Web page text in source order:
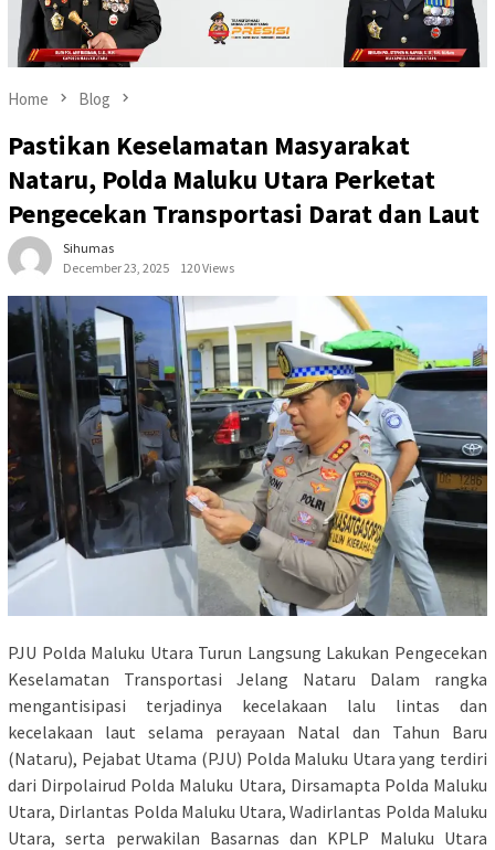
Home Blog
Pastikan Keselamatan Masyarakat
Nataru, Polda Maluku Utara Perketat
Pengecekan Transportasi Darat dan Laut
Sihumas
December 23, 2025
120 Views
PJU Polda Maluku Utara Turun Langsung Lakukan Pengecekan
Keselamatan Transportasi Jelang Nataru Dalam rangka
mengantisipasi terjadinya kecelakaan lalu lintas dan
kecelakaan laut selama perayaan Natal dan Tahun Baru
(Nataru), Pejabat Utama (PJU) Polda Maluku Utara yang terdiri
dari Dirpolairud Polda Maluku Utara, Dirsamapta Polda Maluku
Utara, Dirlantas Polda Maluku Utara, Wadirlantas Polda Maluku
Utara, serta perwakilan Basarnas dan KPLP Maluku Utara